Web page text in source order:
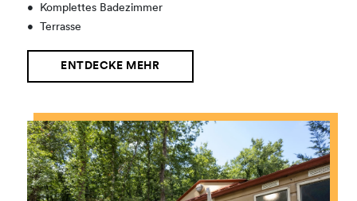
•
Komplettes Badezimmer
•
Terrasse
ENTDECKE MEHR